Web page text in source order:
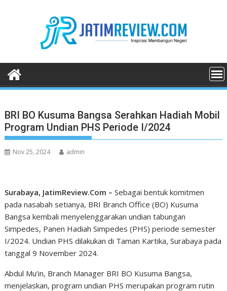
BRI BO Kusuma Bangsa Serahkan Hadiah Mobil
Program Undian PHS Periode I/2024
Nov 25, 2024 admin
Surabaya, JatimReview.Com – Sebagai bentuk komitmen
pada nasabah setianya, BRI Branch Office (BO) Kusuma
Bangsa kembali menyelenggarakan undian tabungan
Simpedes, Panen Hadiah Simpedes (PHS) periode semester
I/2024. Undian PHS dilakukan di Taman Kartika, Surabaya pada
tanggal 9 November 2024.
Abdul Mu’in, Branch Manager BRI BO Kusuma Bangsa,
menjelaskan, program undian PHS merupakan program rutin